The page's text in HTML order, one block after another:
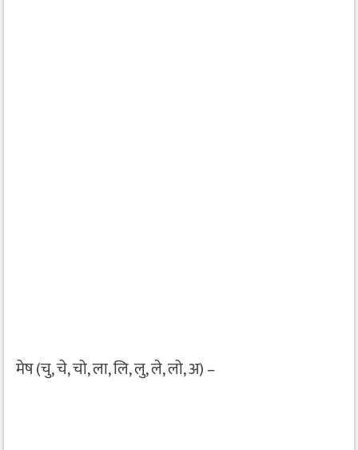
मेष (चु, चे, चो, ला, लि, लु, ले, लो, अ) –